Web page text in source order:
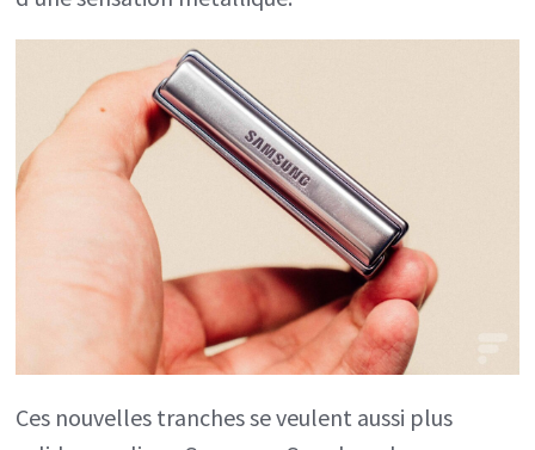
Ces nouvelles tranches se veulent aussi plus